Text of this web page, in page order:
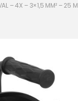
– 4X – 3×1,5 MM² – 25 M